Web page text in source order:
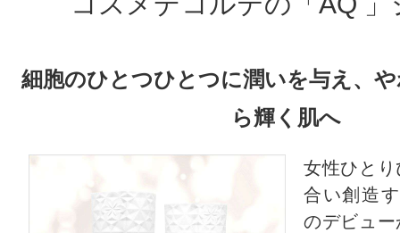
クチコミを投稿する
細胞のひとつひとつに潤いを与え、
ら輝く肌へ
女性ひと
合い創造
のデビュ